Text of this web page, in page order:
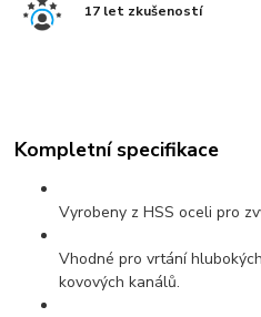
17 let zkušeností
Kompletní specifikace
Vyrobeny z HSS oceli pro
Vhodné pro vrtání
kovových kanálů.